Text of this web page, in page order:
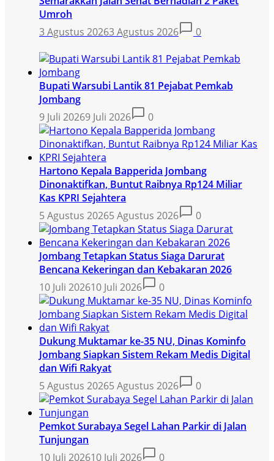
Umroh
3 Agustus 20263 Agustus 2026 0
Bupati Warsubi Lantik 81 Pejabat Pemkab
Jombang
9 Juli 20269 Juli 2026 0
Hartono Kepala Bapperida Jombang
Dinonaktifkan, Buntut Raibnya Rp124 Miliar
Kas KPRI Sejahtera
5 Agustus 20265 Agustus 2026 0
Jombang Tetapkan Status Siaga Darurat
Bencana Kekeringan dan Kebakaran 2026
10 Juli 202610 Juli 2026 0
Dukung Muktamar ke-35 NU, Dinas Kominfo
Jombang Siapkan Sistem Rekam Medis Digital
dan Wifi Rakyat
5 Agustus 20265 Agustus 2026 0
Pemkot Surabaya Segel Lahan Parkir di Jalan
Tunjungan
10 Juli 202610 Juli 2026 0